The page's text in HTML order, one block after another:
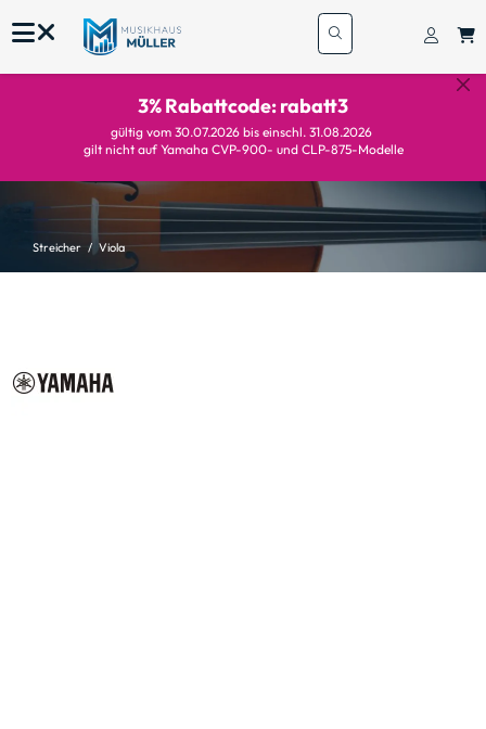
3% Rabattcode: rabatt3
gültig vom 30.07.2026 bis einschl. 31.08.2026
gilt nicht auf Yamaha CVP-900- und CLP-875-Modelle
Streicher Viola